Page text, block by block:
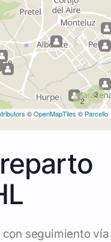
2
3
©OpenMapTiles © Parcello
seguimiento vía